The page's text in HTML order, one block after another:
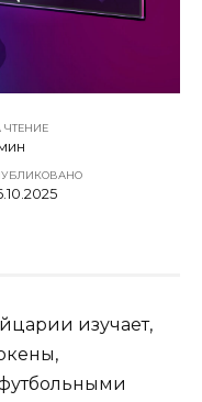
ЧТЕНИЕ
изучает,